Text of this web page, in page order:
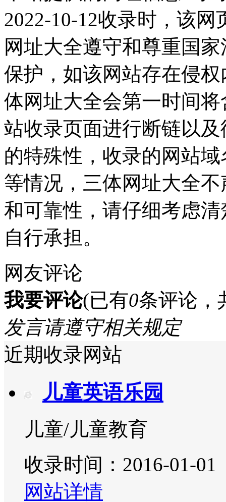
2022-10-12收录时，该
网址大全遵守和尊重国
保护，如该网站存在侵
体网址大全会第一时间
站收录页面进行断链以
的特殊性，收录的网站
等情况，三体网址大全
和可靠性，请仔细考虑
自行承担。
网友评论
我要评论(已有0条评论，
发言请遵守相关规定
近期收录网站
儿童英语乐园
儿童/儿童教育
收录时间：2016-01-01
网站详情